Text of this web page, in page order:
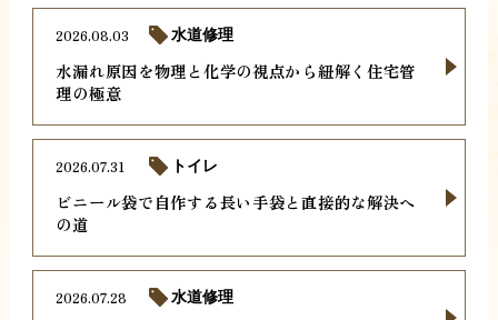
水漏れ原因を物理と化学の視点から紐解く住宅管
理の極意
2026.08.03 水道修理
ビニール袋で自作する長い手袋と直接的な解決へ
の道
2026.07.31 トイレ
2026.07.28 水道修理